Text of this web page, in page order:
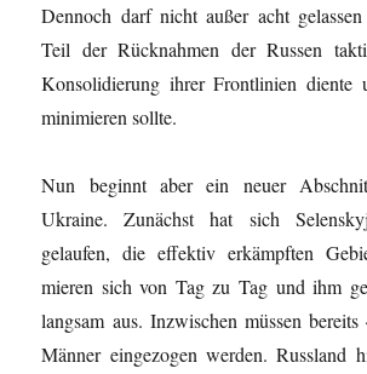
Dennoch darf nicht außer acht
Teil der Rücknahmen der Russen
Konsolidierung ihrer Frontlinien diente
minimieren sollte.
Nun beginnt aber ein neuer
Ukraine. Zunächst hat sich
gelaufen, die effektiv erkämpften
mieren sich von Tag zu Tag und ihm
langsam aus. Inzwischen müssen
Männer eingezogen werden. Russland